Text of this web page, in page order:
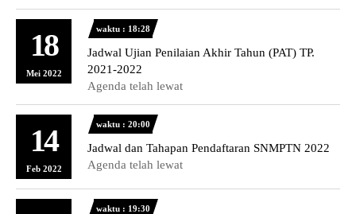
18
Mei 2022
waktu : 18:28
Jadwal Ujian Penilaian Akhir Tahun (PAT) TP.
2021-2022
Agenda telah lewat
14
Feb 2022
waktu : 20:00
Jadwal dan Tahapan Pendaftaran SNMPTN 2022
Agenda telah lewat
waktu : 19:30